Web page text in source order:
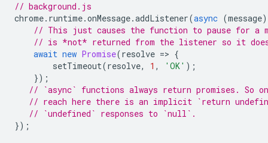
// background.js
chrome. runtime.onMessage.addListener(async (message)
// This just causes the function to pause for a
// is *not* returned from the listener so it
await new Promise(resolve => {
setTimeout(resolve, 1 , 'OK' );
});
// `async` functions always return promises. So
// reach here there is an implicit `return
// `undefined` responses to `null`.
});